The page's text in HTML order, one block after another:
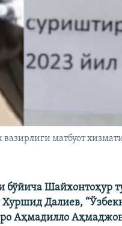
матбуот
Шайхонтоҳур
Хуршид Далиев,
Аҳмадилло